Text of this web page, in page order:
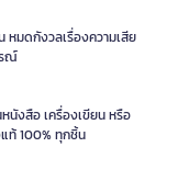
หมดกังวลเรื่องความเสีย
ณ์
นังสือ เครื่องเขียน หรือ
ท้ 100% ทุกชิ้น